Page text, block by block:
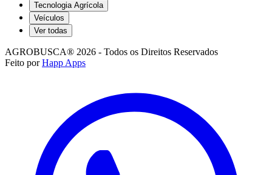
Tecnologia Agrícola
Veículos
Ver todas
AGROBUSCA® 2026 - Todos os Direitos Reservados
Feito por Happ Apps